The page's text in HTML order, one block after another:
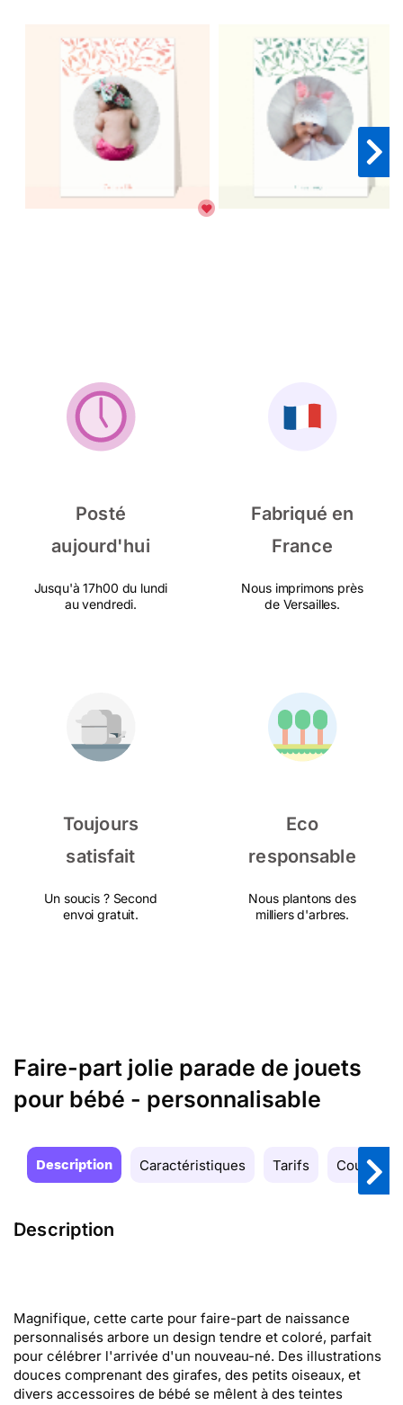
Posté
aujourd'hui
Jusqu'à 17h00 du lundi
au vendredi.
Fabriqué en
France
Nous imprimons près
de Versailles.
Toujours
satisfait
Un soucis ? Second
envoi gratuit.
Eco
responsable
Nous plantons des
milliers d'arbres.
Faire-part jolie parade de jouets
pour bébé - personnalisable
Description Caractéristiques Tarifs Couleurs
Description
Magnifique, cette carte pour faire-part de naissance
personnalisés arbore un design tendre et coloré, parfait
pour célébrer l'arrivée d'un nouveau-né. Des illustrations
douces comprenant des girafes, des petits oiseaux, et
divers accessoires de bébé se mêlent à des teintes